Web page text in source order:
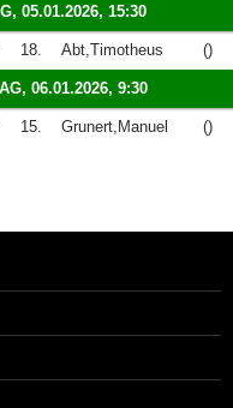
05.01.2026, 15:30
18. Abt,Timotheus ()
06.01.2026, 9:30
15. Grunert,Manuel ()